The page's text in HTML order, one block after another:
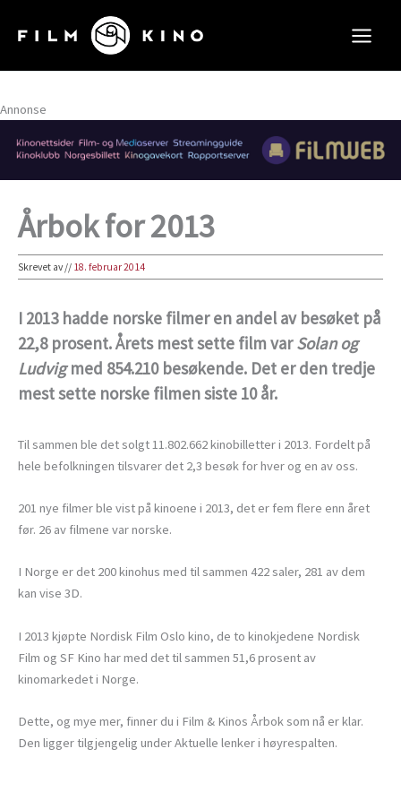
rett
innholdet
Annonse
Årbok for 2013
Skrevet av// 18. februar 2014
I 2013 hadde norske filmer en andel av besøket på
22,8 prosent. Årets mest sette film varSolan og
Ludvigmed 854.210 besøkende. Det er den tredje
mest sette norske filmen siste 10 år.
Til sammen ble det solgt 11.802.662 kinobilletter i 2013. Fordelt på
hele befolkningen tilsvarer det 2,3 besøk for hver og en av oss.
201 nye filmer ble vist på kinoene i 2013, det er fem flere enn året
før. 26 av filmene var norske.
I Norge er det 200 kinohus med til sammen 422 saler, 281 av dem
kan vise 3D.
I 2013 kjøpte Nordisk Film Oslo kino, de to kinokjedene Nordisk
Film og SF Kino har med det til sammen 51,6 prosent av
kinomarkedet i Norge.
Dette, og mye mer, finner du i Film & Kinos Årbok som nå er klar.
Den ligger tilgjengelig under Aktuelle lenker i høyrespalten.